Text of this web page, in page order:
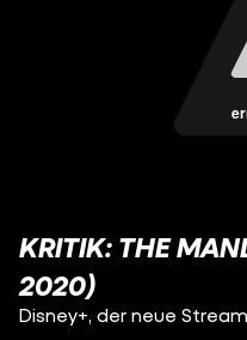
KRITIK: THE
2020)